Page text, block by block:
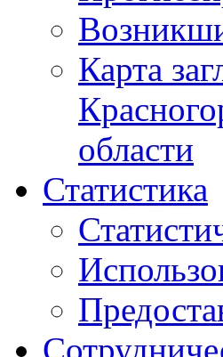
Карта
области
Статистика